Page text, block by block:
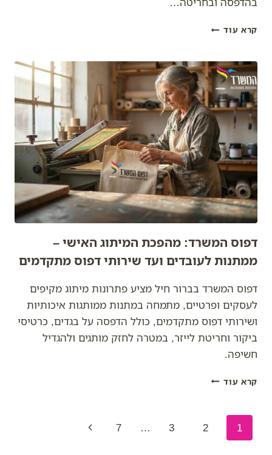
קרא עודמיתוג
מתנות
ממותגות
בונות
קשרים
ומשאירות
חותם
עמוק
דפוס המשרד: מהפכת המיתוג האישי –
ממתנות לעובדים ועד שירותי דפוס מתקדמים
דפוס המשרד בברור חיל מציע פתרונות מיתוג מקיפים
לעסקים ופרטיים, מתמחה במתנות ממותגות איכותיות
ושירותי דפוס מתקדמים, כולל הדפסה על בגדים, כרטיסי
ביקור וחריטת לייזר, במטרה לחזק מותגים ולהגדיל
חשיפה.
קרא עודדפוס
האישי
Page
1
2
3
…
7
Next